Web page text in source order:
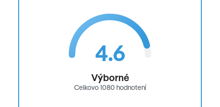
4.6
Výborné
Celkovo 1080 hodnotení